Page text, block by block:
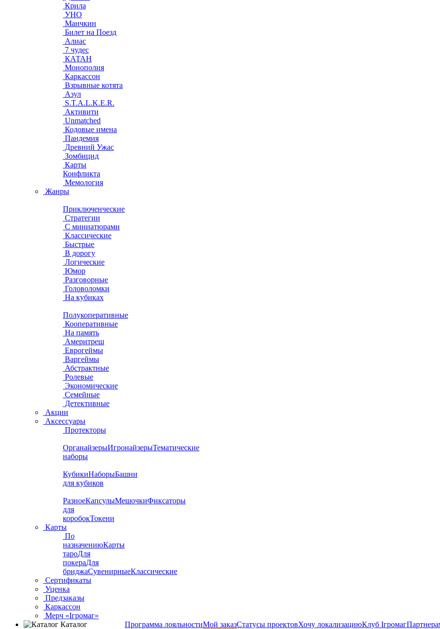
Крила
УНО
Манчкин
Билет на Поезд
Алиас
7 чудес
КАТАН
Монополия
Каркассон
Взрывные котята
Азул
S.T.A.L.K.E.R.
Активити
Unmatched
Кодовые имена
Пандемия
Древний Ужас
Зомбицид
Карты
Конфликта
Мемология
Жанры
Приключенческие
Стратегии
С миниатюрами
Классические
Быстрые
В дорогу
Логические
Юмор
Разговорные
Головоломки
На кубиках
Полукоперативные
Кооперативные
На память
Америтреш
Еврогеймы
Варгеймы
Абстрактные
Ролевые
Экономические
Семейные
Детективные
Акции
Аксессуары
Протекторы
ОрганайзерыИгронайзерыТематические
наборы
КубикиНаборыБашни
для кубиков
РазноеКапсулыМешочкиФиксаторы
для
коробокТокени
Карты
По
назначениюКарты
тароДля
покераДля
бриджаСувенирныеКлассические
Сертификаты
Уценка
Предзаказы
Каркассон
Мерч «Ігромаг»
Каталог
Программа лояльностиМой заказСтатусы проектовХочу локализациюКлуб Ігромаг